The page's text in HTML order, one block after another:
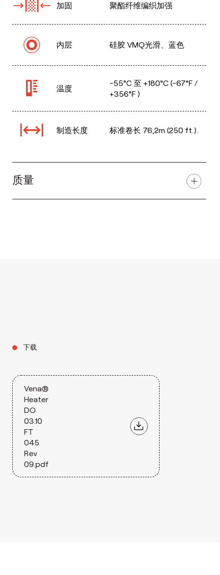
加固 聚酯纤维编织加强
内层 硅胶 VMQ光滑、蓝色
温度
-55°C 至 +180°C (-67°F /
+356°F )
制造长度 标准卷长 76,2m (250 ft.).
质量
下载
Vena®
Heater
DO
03.10
FT
045
Rev
09.pdf